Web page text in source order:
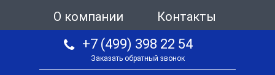
О компании
Контакты
+7 (499) 398 22 54
Заказать обратный звонок